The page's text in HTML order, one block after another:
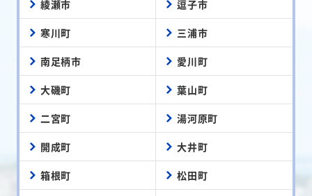
綾瀬市 逗子市
寒川町 三浦市
南足柄市 愛川町
大磯町 葉山町
二宮町 湯河原町
開成町 大井町
箱根町 松田町